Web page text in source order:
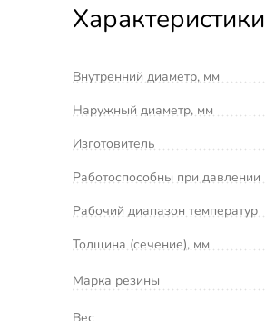
Характеристики
Внутренний диаметр, мм
Наружный диаметр, мм
Изготовитель
Работоспособны при давлении
Рабочий диапазон температур
Толщина (сечение), мм
Марка резины